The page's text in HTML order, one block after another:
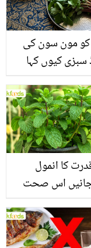
کو مون سون کی
کیوں کہا
اینٹی آکسیڈنٹس
اس سبزی کے
کا انمول
جانیں اس صحت
فوائد